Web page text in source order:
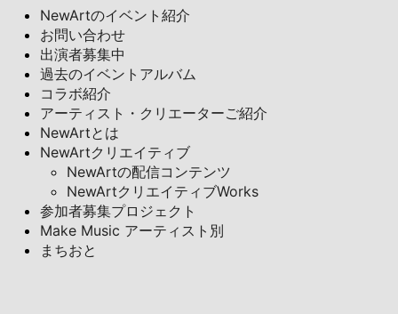
NewArtのイベント紹介
お問い合わせ
出演者募集中
過去のイベントアルバム
コラボ紹介
アーティスト・クリエーターご紹介
NewArtとは
NewArtクリエイティブ
NewArtの配信コンテンツ
NewArtクリエイティブWorks
参加者募集プロジェクト
Make Music アーティスト別
まちおと